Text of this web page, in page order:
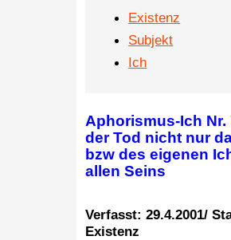
Existenz
Subjekt
Ich
Aphorismus-Ich
der Tod nicht nur
bzw des eigenen
allen Seins
Verfasst: 29.4.2001/
Existenz